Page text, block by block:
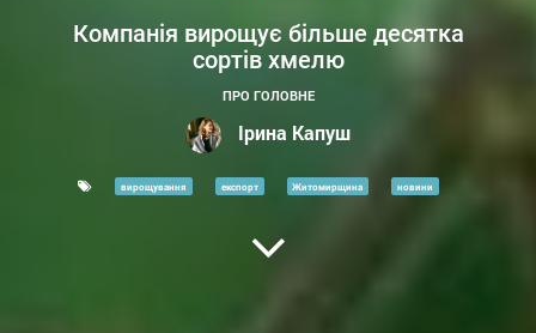
Компанія вирощує більше десятка
сортів хмелю
ПРО ГОЛОВНЕ
Ірина Капуш
вирощування експорт Житомирщина новини